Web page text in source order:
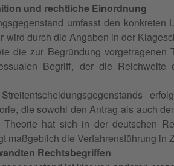
und rechtliche Einordnung
umfasst den
wird durch die Angaben in der
die zur Begründung vorgetragenen
Begriff, der die Reichweite
die sowohl den Antrag als auch
Theorie hat sich in der deutschen
maßgeblich die Verfahrensführung in
Rechtsbegriffen